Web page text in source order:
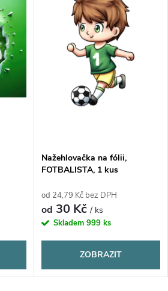
Nažehlovačka na fólii,
FOTBALISTA, 1 kus
od 24,79 Kč bez DPH
od 30 Kč/ ks
Skladem 999 ks
ZOBRAZIT